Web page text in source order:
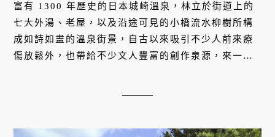
富有 1300 年歷史的日本城崎溫泉，林立於街道上的
七大外湯、老屋，以及沿途可見的小橋流水柳樹所構
成如詩如畫的溫泉街景，自古以來吸引不少人前來療
傷放鬆外，也帶給不少文人豐富的創作泉源，來一場